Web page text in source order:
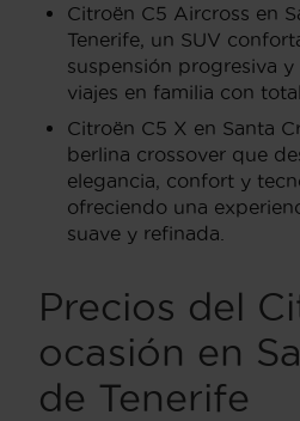
Citroën C5 Aircross en
Tenerife, un SUV
suspensión progresiva
viajes en familia con
Citroën C5 X en Santa
berlina crossover que
elegancia, confort y
ofreciendo una
suave y refinada.
Precios del
ocasión en
de Tenerife